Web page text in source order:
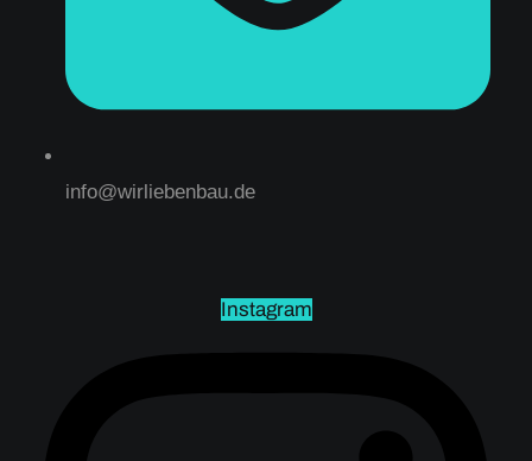
info@wirliebenbau.de
Instagram